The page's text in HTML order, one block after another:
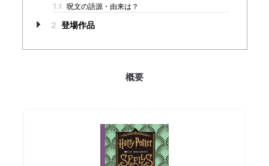
1.1 呪文の語源・由来は？
2 登場作品
概要